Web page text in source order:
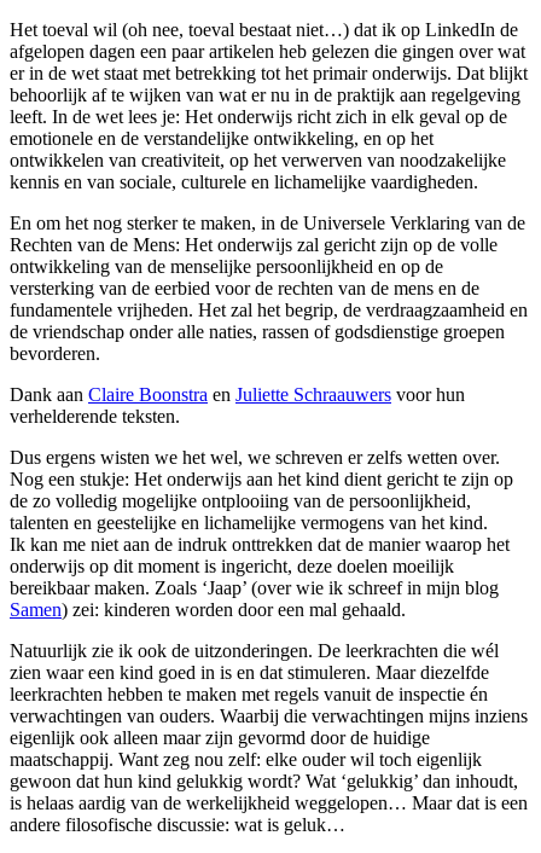
Het toeval wil (oh nee, toeval bestaat niet…) dat ik op LinkedIn de
afgelopen dagen een paar artikelen heb gelezen die gingen over wat
er in de wet staat met betrekking tot het primair onderwijs. Dat blijkt
behoorlijk af te wijken van wat er nu in de praktijk aan regelgeving
leeft. In de wet lees je: Het onderwijs richt zich in elk geval op de
emotionele en de verstandelijke ontwikkeling, en op het
ontwikkelen van creativiteit, op het verwerven van noodzakelijke
kennis en van sociale, culturele en lichamelijke vaardigheden.
En om het nog sterker te maken, in de Universele Verklaring van de
Rechten van de Mens: Het onderwijs zal gericht zijn op de volle
ontwikkeling van de menselijke persoonlijkheid en op de
versterking van de eerbied voor de rechten van de mens en de
fundamentele vrijheden. Het zal het begrip, de verdraagzaamheid en
de vriendschap onder alle naties, rassen of godsdienstige groepen
bevorderen.
Dank aan Claire Boonstra en Juliette Schraauwers voor hun
verhelderende teksten.
Dus ergens wisten we het wel, we schreven er zelfs wetten over.
Nog een stukje: Het onderwijs aan het kind dient gericht te zijn op
de zo volledig mogelijke ontplooiing van de persoonlijkheid,
talenten en geestelijke en lichamelijke vermogens van het kind.
Ik kan me niet aan de indruk onttrekken dat de manier waarop het
onderwijs op dit moment is ingericht, deze doelen moeilijk
bereikbaar maken. Zoals ‘Jaap’ (over wie ik schreef in mijn blog
Samen) zei: kinderen worden door een mal gehaald.
Natuurlijk zie ik ook de uitzonderingen. De leerkrachten die wél
zien waar een kind goed in is en dat stimuleren. Maar diezelfde
leerkrachten hebben te maken met regels vanuit de inspectie én
verwachtingen van ouders. Waarbij die verwachtingen mijns inziens
eigenlijk ook alleen maar zijn gevormd door de huidige
maatschappij. Want zeg nou zelf: elke ouder wil toch eigenlijk
gewoon dat hun kind gelukkig wordt? Wat ‘gelukkig’ dan inhoudt,
is helaas aardig van de werkelijkheid weggelopen… Maar dat is een
andere filosofische discussie: wat is geluk…